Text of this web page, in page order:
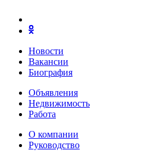
Новости
Вакансии
Биография
Объявления
Недвижимость
Работа
О компании
Руководство